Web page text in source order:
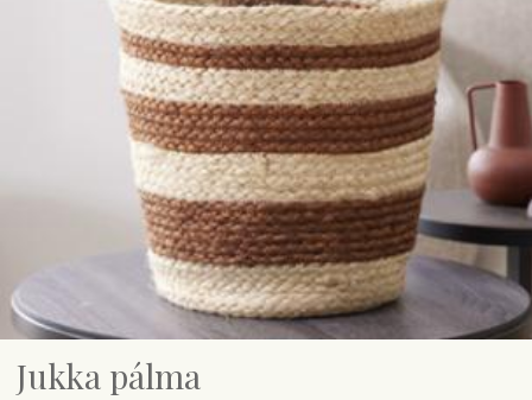
Jukka pálma